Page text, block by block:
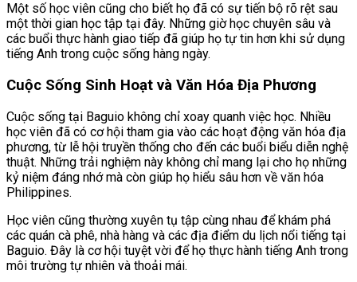
Một số học viên cũng cho biết họ đã có sự tiến bộ rõ rệt sau
một thời gian học tập tại đây. Những giờ học chuyên sâu và
các buổi thực hành giao tiếp đã giúp họ tự tin hơn khi sử dụng
tiếng Anh trong cuộc sống hàng ngày.
Cuộc Sống Sinh Hoạt và Văn Hóa Địa Phương
Cuộc sống tại Baguio không chỉ xoay quanh việc học. Nhiều
học viên đã có cơ hội tham gia vào các hoạt động văn hóa địa
phương, từ lễ hội truyền thống cho đến các buổi biểu diễn nghệ
thuật. Những trải nghiệm này không chỉ mang lại cho họ những
kỷ niệm đáng nhớ mà còn giúp họ hiểu sâu hơn về văn hóa
Philippines.
Học viên cũng thường xuyên tụ tập cùng nhau để khám phá
các quán cà phê, nhà hàng và các địa điểm du lịch nổi tiếng tại
Baguio. Đây là cơ hội tuyệt vời để họ thực hành tiếng Anh trong
môi trường tự nhiên và thoải mái.